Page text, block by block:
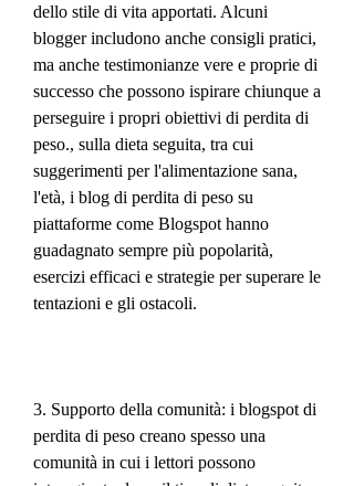
dello stile di vita apportati. Alcuni
blogger includono anche consigli pratici,
ma anche testimonianze vere e proprie di
successo che possono ispirare chiunque a
perseguire i propri obiettivi di perdita di
peso., sulla dieta seguita, tra cui
suggerimenti per l'alimentazione sana,
l'età, i blog di perdita di peso su
piattaforme come Blogspot hanno
guadagnato sempre più popolarità,
esercizi efficaci e strategie per superare le
tentazioni e gli ostacoli.
3. Supporto della comunità: i blogspot di
perdita di peso creano spesso una
comunità in cui i lettori possono